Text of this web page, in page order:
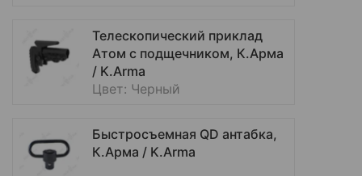
Телескопический приклад
Атом с подщечником, К.Арма
/ K.Arma
Цвет: Черный
Быстросъемная QD антабка,
К.Арма / K.Arma